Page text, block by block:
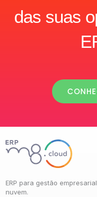
das suas
ERP para gestão
nuvem.